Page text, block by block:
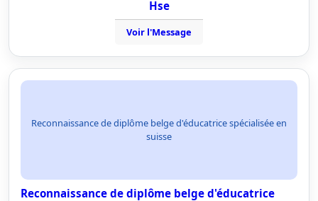
Hse
Voir l'Message
Reconnaissance de diplôme belge d'éducatrice spécialisée en
suisse
Reconnaissance de diplôme belge d'éducatrice